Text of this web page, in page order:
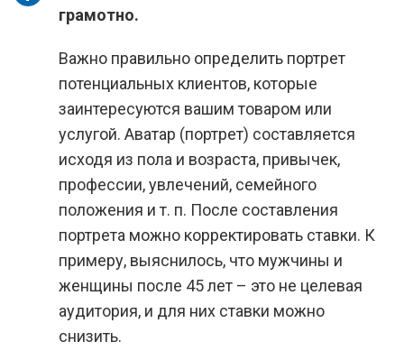
грамотно.
Важно правильно определить портрет
потенциальных клиентов, которые
заинтересуются вашим товаром или
услугой. Аватар (портрет) составляется
исходя из пола и возраста, привычек,
профессии, увлечений, семейного
положения и т. п. После составления
портрета можно корректировать ставки. К
примеру, выяснилось, что мужчины и
женщины после 45 лет – это не целевая
аудитория, и для них ставки можно
снизить.